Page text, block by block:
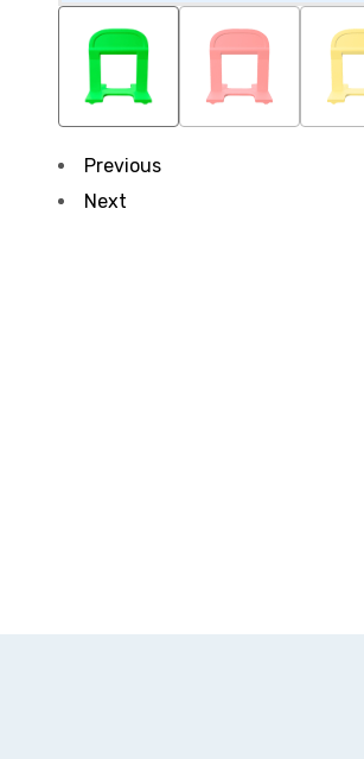
Previous
Next